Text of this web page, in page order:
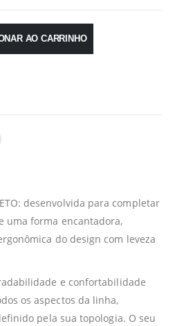
AO CARRINHO
desenvolvida para completar
uma forma encantadora,
do design com leveza
e confortabilidade
os aspectos da linha,
pela sua topologia. O seu